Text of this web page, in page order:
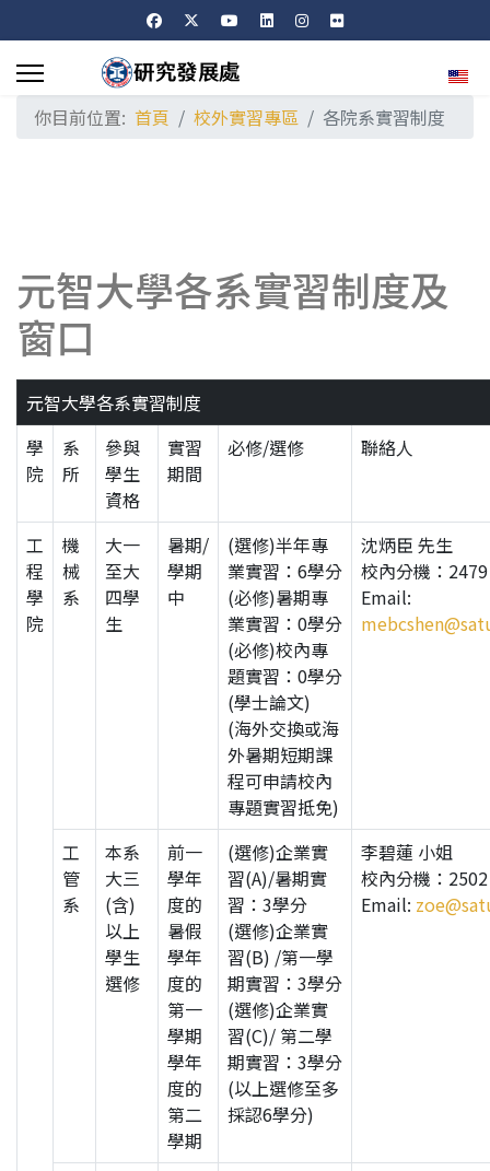
選擇
你目前位置: 首頁 校外實習專區 各院系實習制度
元智大學各系實習制度及
窗口
元智大學各系實習制度
學
院
系
所
參與
學生
資格
實習
期間
必修/選修 聯絡人
工
程
學
院
機
械
系
大一
至大
四學
生
暑期/
學期
中
(選修)半年專
業實習：6學分
(必修)暑期專
業實習：0學分
(必修)校內專
題實習：0學分
(學士論文)
(海外交換或海
外暑期短期課
程可申請校內
專題實習抵免)
沈炳臣 先生
校內分機：2479
Email:
工
管
系
本系
大三
(含)
以上
學生
選修
前一
學年
度的
暑假
學年
度的
第一
學期
學年
度的
第二
學期
(選修)企業實
習(A)/暑期實
習：3學分
(選修)企業實
習(B) /第一學
期實習：3學分
(選修)企業實
習(C)/ 第二學
期實習：3學分
(以上選修至多
採認6學分)
李碧蓮 小姐
校內分機：2502
Email: